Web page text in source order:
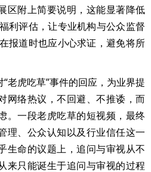
区附上简要说明，这能显著降低
利评估，让专业机构与公众监督
报道时也应小心求证，避免将所
虎吃草”事件的回应，为业界提
络热议，不回避、不推诿，而
。一段老虎吃草的短视频，最终
理、公众认知以及行业信任这一
生命的议题上，追问与审视从不
来只能诞生于追问与审视的过程